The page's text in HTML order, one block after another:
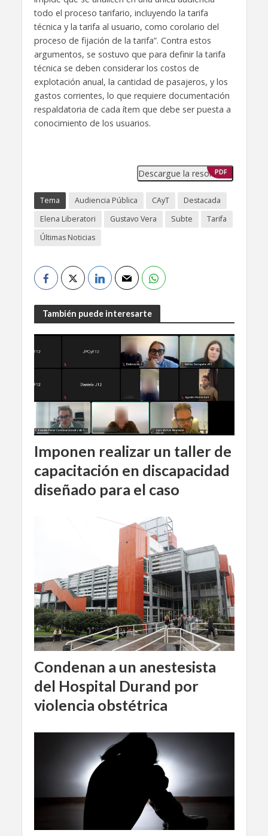
todo el proceso tarifario, incluyendo la tarifa
técnica y la tarifa al usuario, como corolario del
proceso de fijación de la tarifa”. Contra estos
argumentos, se sostuvo que para definir la tarifa
técnica se deben considerar los costos de
explotación anual, la cantidad de pasajeros, y los
gastos corrientes, lo que requiere documentación
respaldatoria de cada ítem que debe ser puesta a
conocimiento de los usuarios.
Descargue la resolución
PDF
Tema Audiencia Pública CAyT
Destacada
Elena Liberatori
Gustavo Vera Subte
Tarifa
Últimas Noticias
También puede interesarte
Imponen realizar un taller de
capacitación en discapacidad
diseñado para el caso
Condenan a un anestesista
del Hospital Durand por
violencia obstétrica